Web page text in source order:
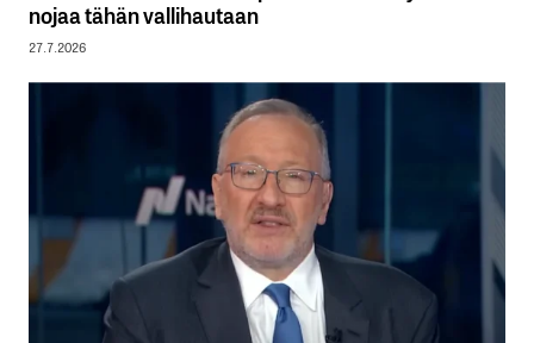
nojaa tähän vallihautaan
27.7.2026